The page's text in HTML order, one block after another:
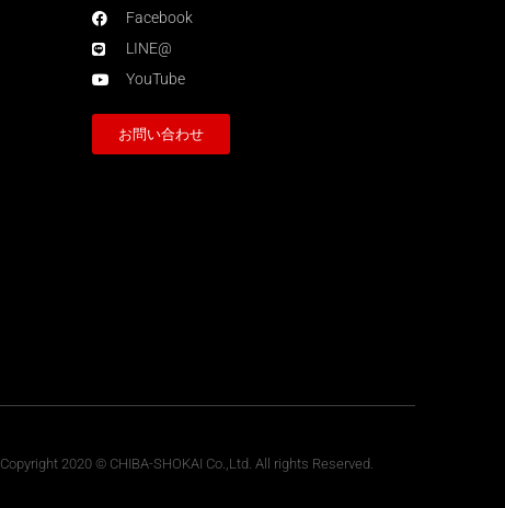
Facebook
LINE@
YouTube
お問い合わせ
Copyright 2020 © CHIBA-SHOKAI Co.,Ltd. All rights Reserved.